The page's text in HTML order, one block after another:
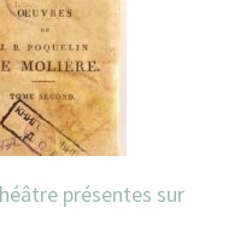
présentes sur